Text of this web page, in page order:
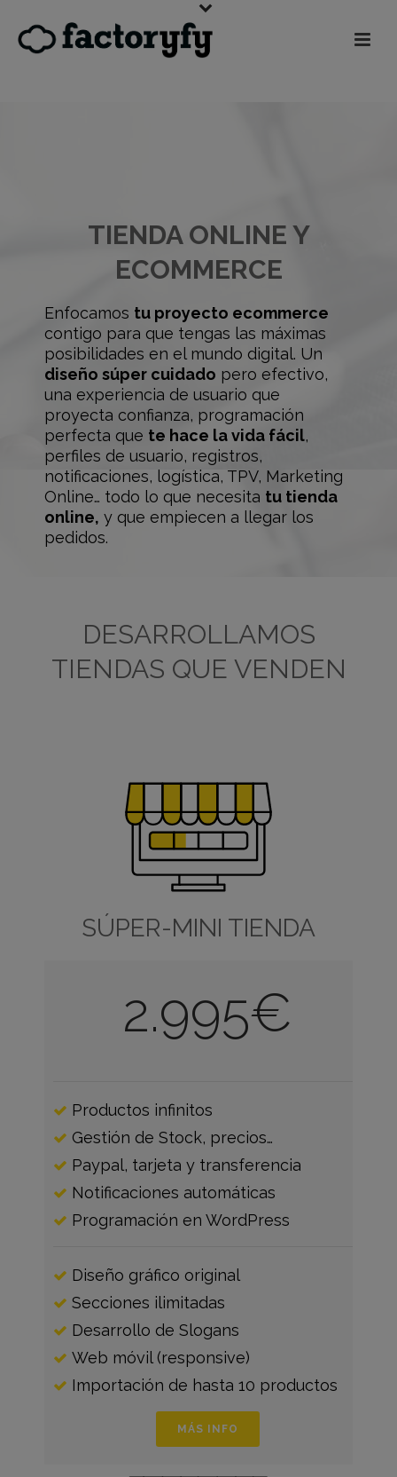
TIENDA ONLINE Y
ECOMMERCE
Enfocamos tu proyecto ecommerce
contigo para que tengas las máximas
posibilidades en el mundo digital. Un
diseño súper cuidado pero efectivo,
una experiencia de usuario que
proyecta confianza, programación
perfecta que te hace la vida fácil,
perfiles de usuario, registros,
notificaciones, logística, TPV, Marketing
Online… todo lo que necesita tu tienda
online, y que empiecen a llegar los
pedidos.
DESARROLLAMOS
TIENDAS QUE VENDEN
SÚPER-MINI TIENDA
2.995€
Productos infinitos
Gestión de Stock, precios…
Paypal, tarjeta y transferencia
Notificaciones automáticas
Programación en WordPress
Diseño gráfico original
Secciones ilimitadas
Desarrollo de Slogans
Web móvil (responsive)
Importación de hasta 10 productos
MÁS INFO